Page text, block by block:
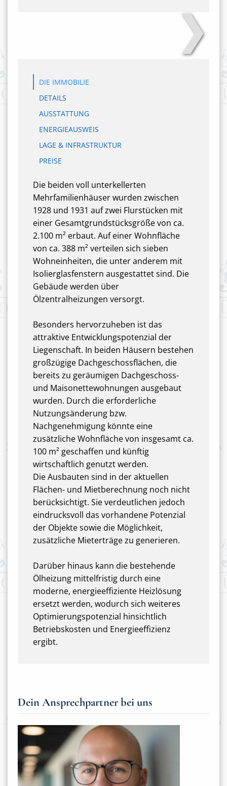
❯
DIE IMMOBILIE
DETAILS
AUSSTATTUNG
ENERGIEAUSWEIS
LAGE & INFRASTRUKTUR
PREISE
Die beiden voll unterkellerten
Mehrfamilienhäuser wurden zwischen
1928 und 1931 auf zwei Flurstücken mit
einer Gesamtgrundstücksgröße von ca.
2.100 m² erbaut. Auf einer Wohnfläche
von ca. 388 m² verteilen sich sieben
Wohneinheiten, die unter anderem mit
Isolierglasfenstern ausgestattet sind. Die
Gebäude werden über
Ölzentralheizungen versorgt.
Besonders hervorzuheben ist das
attraktive Entwicklungspotenzial der
Liegenschaft. In beiden Häusern bestehen
großzügige Dachgeschossflächen, die
bereits zu geräumigen Dachgeschoss-
und Maisonettewohnungen ausgebaut
wurden. Durch die erforderliche
Nutzungsänderung bzw.
Nachgenehmigung könnte eine
zusätzliche Wohnfläche von insgesamt ca.
100 m² geschaffen und künftig
wirtschaftlich genutzt werden.
Die Ausbauten sind in der aktuellen
Flächen- und Mietberechnung noch nicht
berücksichtigt. Sie verdeutlichen jedoch
eindrucksvoll das vorhandene Potenzial
der Objekte sowie die Möglichkeit,
zusätzliche Mieterträge zu generieren.
Darüber hinaus kann die bestehende
Ölheizung mittelfristig durch eine
moderne, energieeffiziente Heizlösung
ersetzt werden, wodurch sich weiteres
Optimierungspotenzial hinsichtlich
Betriebskosten und Energieeffizienz
ergibt.
Dein Ansprechpartner bei uns